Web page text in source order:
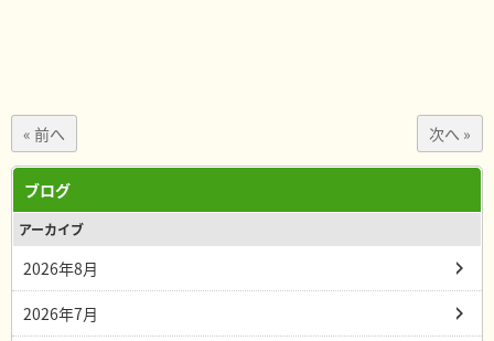
« 前へ 次へ »
ブログ
アーカイブ
2026年8月
2026年7月